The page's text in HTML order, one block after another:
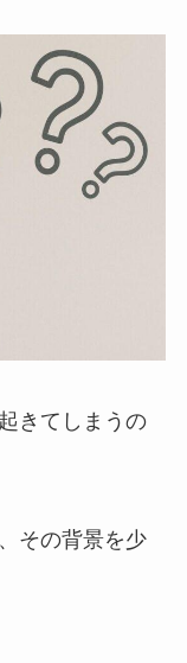
きてしまうの
その背景を少